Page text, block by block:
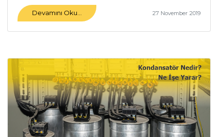
Devamını Oku... 27 November 2019